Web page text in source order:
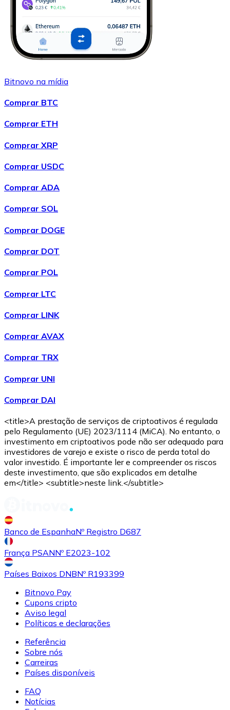
Bitnovo na mídia
Comprar BTC
Comprar ETH
Comprar XRP
Comprar USDC
Comprar ADA
Comprar SOL
Comprar DOGE
Comprar DOT
Comprar POL
Comprar LTC
Comprar LINK
Comprar AVAX
Comprar TRX
Comprar UNI
Comprar DAI
<title>A prestação de serviços de criptoativos é regulada
pelo Regulamento (UE) 2023/1114 (MiCA). No entanto, o
investimento em criptoativos pode não ser adequado para
investidores de varejo e existe o risco de perda total do
valor investido. É importante ler e compreender os riscos
deste investimento, que são explicados em detalhe
em</title> <subtitle>neste link.</subtitle>
Banco de EspanhaNº Registro D687
França PSANNº E2023-102
Países Baixos DNBNº R193399
Bitnovo Pay
Cupons cripto
Aviso legal
Políticas e declarações
Referência
Sobre nós
Carreiras
Países disponíveis
FAQ
Notícias